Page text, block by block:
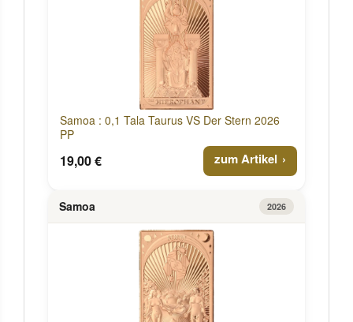
Samoa : 0,1 Tala Taurus VS Der Stern 2026
PP
19,00 € zum Artikel
Samoa 2026